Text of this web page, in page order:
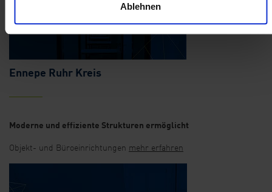
Ablehnen
Ennepe Ruhr Kreis
Moderne und effiziente Strukturen ermöglicht
Objekt- und Büroeinrichtungen mehr erfahren